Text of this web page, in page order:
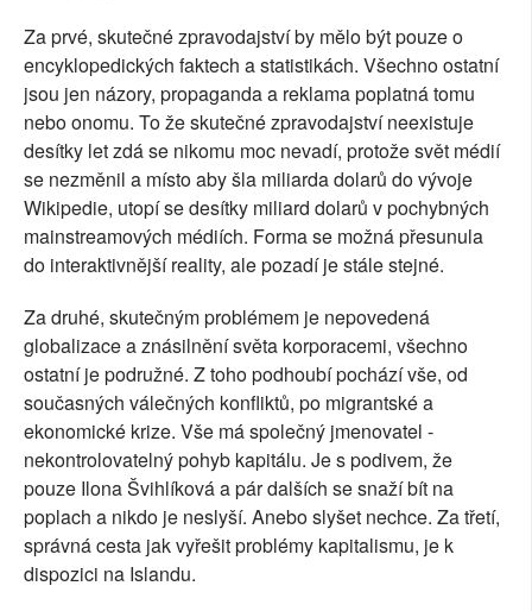
Za prvé, skutečné zpravodajství by mělo být pouze o
encyklopedických faktech a statistikách. Všechno ostatní
jsou jen názory, propaganda a reklama poplatná tomu
nebo onomu. To že skutečné zpravodajství neexistuje
desítky let zdá se nikomu moc nevadí, protože svět médií
se nezměnil a místo aby šla miliarda dolarů do vývoje
Wikipedie, utopí se desítky miliard dolarů v pochybných
mainstreamových médiích. Forma se možná přesunula
do interaktivnější reality, ale pozadí je stále stejné.
Za druhé, skutečným problémem je nepovedená
globalizace a znásilnění světa korporacemi, všechno
ostatní je podružné. Z toho podhoubí pochází vše, od
současných válečných konfliktů, po migrantské a
ekonomické krize. Vše má společný jmenovatel -
nekontrolovatelný pohyb kapitálu. Je s podivem, že
pouze Ilona Švihlíková a pár dalších se snaží bít na
poplach a nikdo je neslyší. Anebo slyšet nechce. Za třetí,
správná cesta jak vyřešit problémy kapitalismu, je k
dispozici na Islandu.